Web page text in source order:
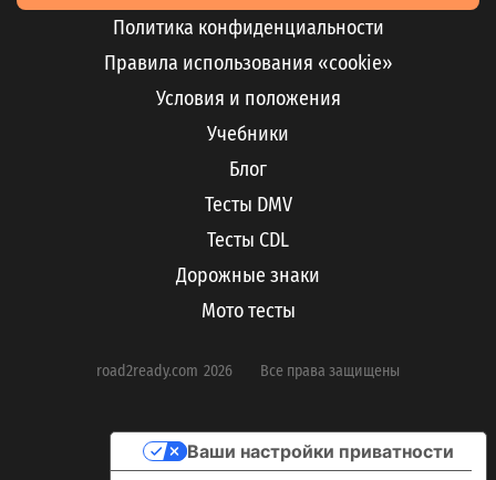
Учебники
Блог
Тесты DMV
Тесты CDL
Дорожные знаки
Мото тесты
Политика конфиденциальности
Правила использования «cookie»
Условия и положения
road2ready.com 2026 Все права защищены
Ваши настройки приватности